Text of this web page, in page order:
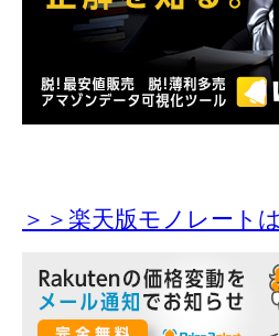
＞＞楽天版モノレート